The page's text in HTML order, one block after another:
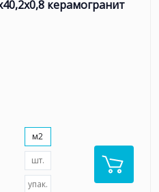
керамогранит
м2
шт.
упак.